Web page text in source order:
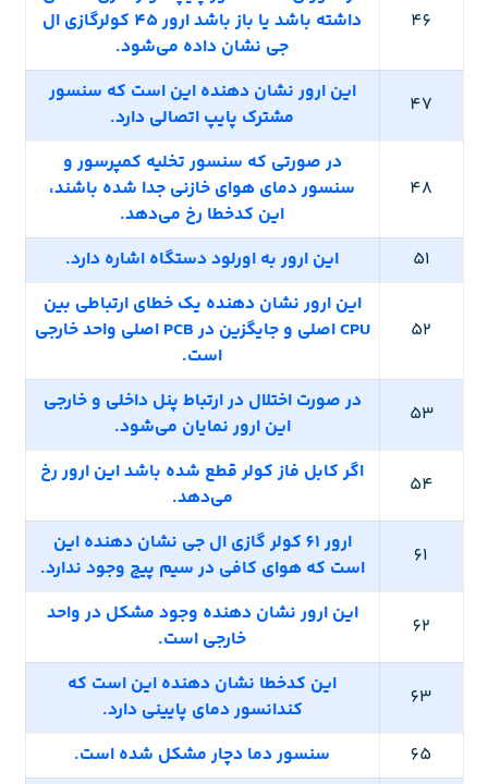
46
داشته باشد یا باز باشد ارور 45 کولرگازی ال
جی نشان داده می‌شود.
47
این ارور نشان دهنده این است که سنسور
مشترک پایپ اتصالی دارد.
48
در صورتی که سنسور تخلیه کمپرسور و
سنسور دمای هوای خازنی جدا شده باشند،
این کدخطا رخ می‌دهد.
51
این ارور به اورلود دستگاه اشاره دارد.
52
این ارور نشان دهنده یک خطای ارتباطی بین
CPU اصلی و جایگزین در PCB اصلی واحد خارجی
است.
53
در صورت اختلال در ارتباط پنل داخلی و خارجی
این ارور نمایان می‌شود.
54
اگر کابل فاز کولر قطع شده باشد این ارور رخ
می‌دهد.
61
ارور 61 کولر گازی ال جی نشان دهنده این
است که هوای کافی در سیم پیچ وجود ندارد.
62
این ارور نشان دهنده وجود مشکل در واحد
خارجی است.
63
این کدخطا نشان دهنده این است که
کندانسور دمای پایینی دارد.
65
سنسور دما دچار مشکل شده است.